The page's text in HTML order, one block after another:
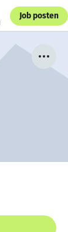
Job posten